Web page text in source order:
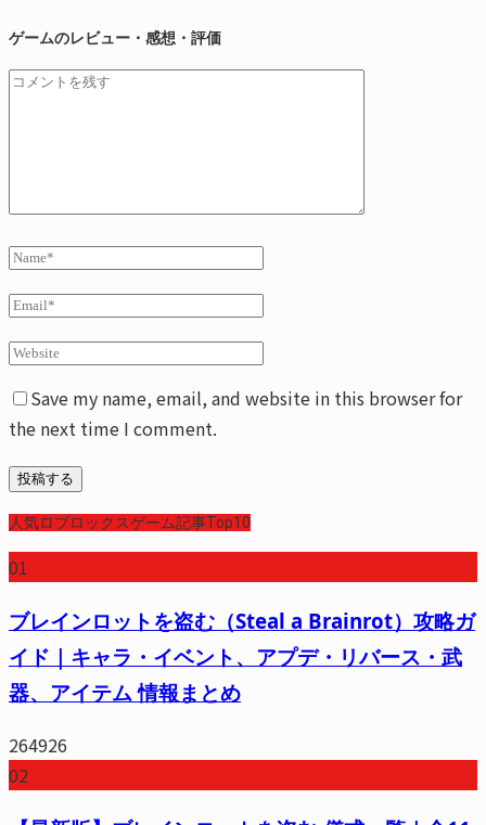
ゲームのレビュー・感想・評価
Save my name, email, and website in this browser for
the next time I comment.
人気ロブロックスゲーム記事Top10
01
ブレインロットを盗む（Steal a Brainrot）攻略ガ
イド｜キャラ・イベント、アプデ・リバース・武
器、アイテム 情報まとめ
264926
02